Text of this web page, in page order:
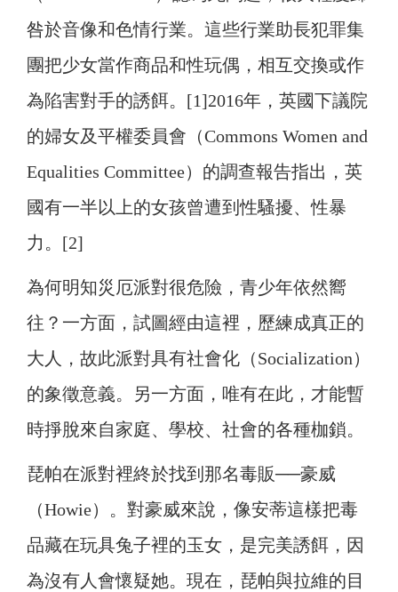
咎於音像和色情行業。這些行業助長犯罪集
團把少女當作商品和性玩偶，相互交換或作
為陷害對手的誘餌。[1]2016年，英國下議院
的婦女及平權委員會（Commons Women and
Equalities Committee）的調查報告指出，英
國有一半以上的女孩曾遭到性騷擾、性暴
力。[2]
為何明知災厄派對很危險，青少年依然嚮
往？一方面，試圖經由這裡，歷練成真正的
大人，故此派對具有社會化（Socialization）
的象徵意義。另一方面，唯有在此，才能暫
時掙脫來自家庭、學校、社會的各種枷鎖。
琵帕在派對裡終於找到那名毒販──豪威
（Howie）。對豪威來說，像安蒂這樣把毒
品藏在玩具兔子裡的玉女，是完美誘餌，因
為沒有人會懷疑她。現在，琵帕與拉維的目